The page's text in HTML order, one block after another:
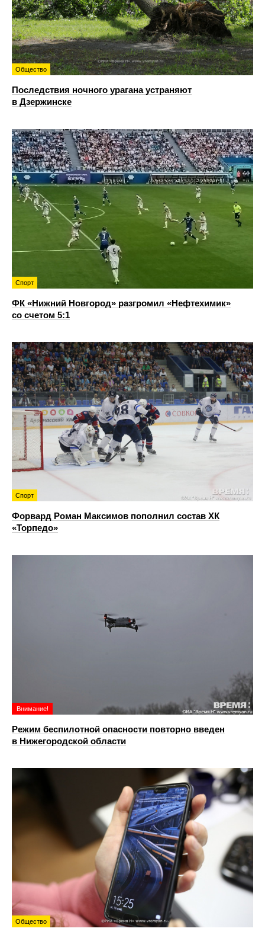
Общество
Последствия ночного урагана устраняют
в Дзержинске
Спорт
ФК «Нижний Новгород» разгромил «Нефтехимик»
со счетом 5:1
Спорт
Форвард Роман Максимов пополнил состав ХК
«Торпедо»
Внимание!
Режим беспилотной опасности повторно введен
в Нижегородской области
Общество